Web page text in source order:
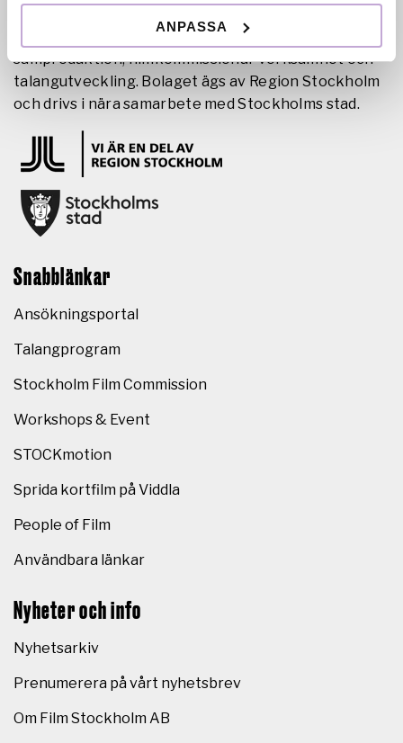
ANPASSA
produktion i huvudstadsregionen genom
samproduktion, filmkommissionär verksamhet och
talangutveckling. Bolaget ägs av Region Stockholm
och drivs i nära samarbete med Stockholms stad.
Snabblänkar
Ansökningsportal
Talangprogram
Stockholm Film Commission
Workshops & Event
STOCKmotion
Sprida kortfilm på Viddla
People of Film
Användbara länkar
Nyheter och info
Nyhetsarkiv
Prenumerera på vårt nyhetsbrev
Om Film Stockholm AB